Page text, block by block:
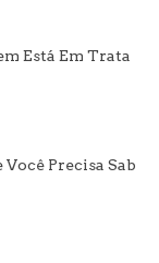
Está Em Trata
Precisa Sab